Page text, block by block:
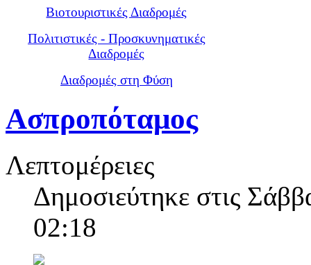
Βιοτουριστικές Διαδρομές
Πολιτιστικές - Προσκυνηματικές
Διαδρομές
Διαδρομές στη Φύση
Ασπροπόταμος
Λεπτομέρειες
Δημοσιεύτηκε στις
02:18